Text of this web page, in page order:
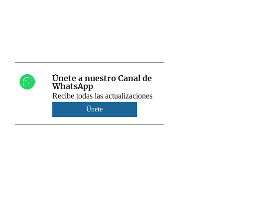
Únete a nuestro Canal de
WhatsApp
Recibe todas las actualizaciones
Únete